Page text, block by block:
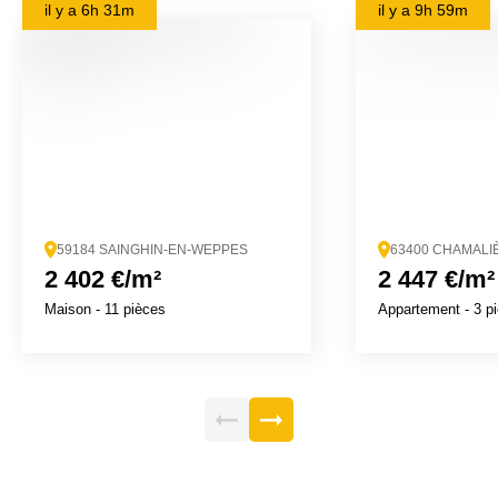
il y a 6h 31m
59184 SAINGHIN-EN-WEPPES
2 402 €/m²
Maison - 11 pièces
il y a 9h 59m
63400
2 447 €/m²
Appartement - 3